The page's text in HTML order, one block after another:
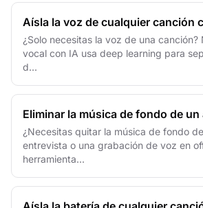
Aísla la voz de cualquier canción
¿Solo necesitas la voz de una
vocal con IA usa deep learning para
d...
Eliminar la música de fondo de un
¿Necesitas quitar la música de fondo
entrevista o una grabación de voz en
herramienta...